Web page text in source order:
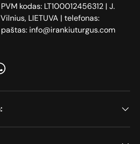
kodas: LT100012456312 | J.
LIETUVA | telefonas:
info@irankiuturgus.com